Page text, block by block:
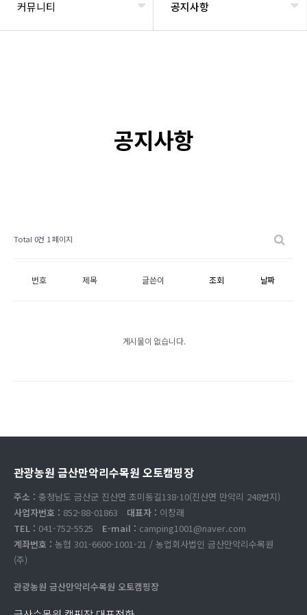
커뮤니티 공지사항
공지사항
Total 0건 1 페이지
번호 제목 글쓴이 조회 날짜
게시물이 없습니다.
관광농원 금산만악리수목원 오토캠핑장
주소 : 충청남도 금산군 진산면 초미동길138-10(진산면 만악리 248번지)
사업자번호 : 852-88-01863 대표자 : 이창래
TEL : 041-752-5525 E-mail : camping1001@naver.com
계좌번호 : 농협 301-6600-1001-21 / 농업회사법인 금산만악리수목원
(주)
관광농원 금산만악리수목원 오토캠핑장